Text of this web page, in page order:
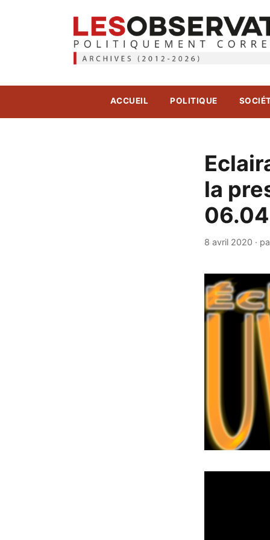
ACCUEIL POLITIQUE
la
8 avril 2020 ·